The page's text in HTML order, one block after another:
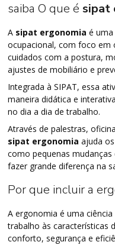
saiba O que é sipat
A sipat ergonomia é
ocupacional, com foco em
cuidados com a postura,
ajustes de mobiliário e
Integrada à SIPAT, essa
maneira didática e
no dia a dia de trabalho.
Através de palestras,
sipat ergonomia ajuda
como pequenas
fazer grande diferença na
Por que incluir a
A ergonomia é uma
trabalho às características
conforto, segurança e